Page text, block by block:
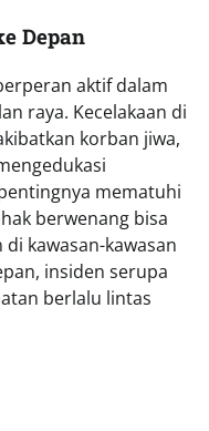
Depan
aktif dalam
raya. Kecelakaan di
korban jiwa,
mematuhi
berwenang bisa
kawasan-kawasan
insiden serupa
berlalu lintas